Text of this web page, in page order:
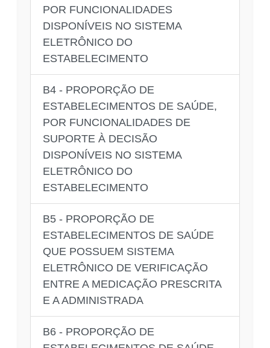
POR FUNCIONALIDADES
DISPONÍVEIS NO SISTEMA
ELETRÔNICO DO
ESTABELECIMENTO
B4 - PROPORÇÃO DE
ESTABELECIMENTOS DE SAÚDE,
POR FUNCIONALIDADES DE
SUPORTE À DECISÃO
DISPONÍVEIS NO SISTEMA
ELETRÔNICO DO
ESTABELECIMENTO
B5 - PROPORÇÃO DE
ESTABELECIMENTOS DE SAÚDE
QUE POSSUEM SISTEMA
ELETRÔNICO DE VERIFICAÇÃO
ENTRE A MEDICAÇÃO PRESCRITA
E A ADMINISTRADA
B6 - PROPORÇÃO DE